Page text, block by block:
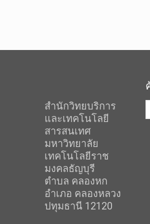
สำนักวิทยบริการ
และเทคโนโลยี
สารสนเทศ
มหาวิทยาลัย
เทคโนโลยีราช
มงคลธัญบุรี
ตำบล คลองหก
อำเภอ คลองหลวง
ปทุมธานี 12120